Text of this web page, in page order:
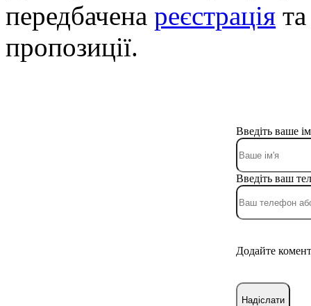
передбачена реєстрація
пропозиції.
Введіть ваше
Введіть ваш
Додайте
Надіслати